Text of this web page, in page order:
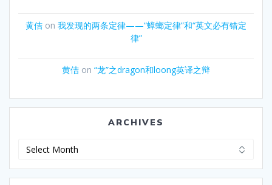
黄佶 on 我发现的两条定律——“蟑螂定律”和“英文必有错定
律”
黄佶 on “龙”之dragon和loong英译之辩
ARCHIVES
Archives